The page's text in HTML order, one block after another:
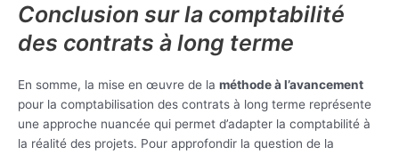
Conclusion sur la comptabilité
des contrats à long terme
En somme, la mise en œuvre de la méthode à l’avancement
pour la comptabilisation des contrats à long terme représente
une approche nuancée qui permet d’adapter la comptabilité à
la réalité des projets. Pour approfondir la question de la